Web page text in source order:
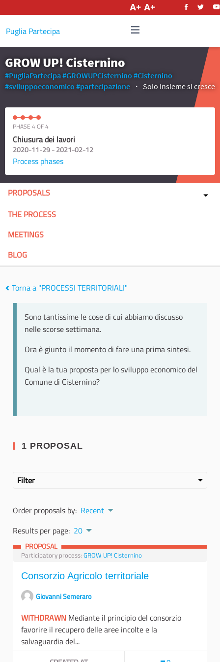
Puglia Partecipa
GROW UP! Cisternino
#PugliaPartecipa#GROWUPCisternino #Cisternino
#sviluppoeconomico #partecipazione Solo insieme si cresce
PHASE 4 OF 4
Chiusura dei lavori
2020-11-29 - 2021-02-12
Process phases
PROPOSALS
THE PROCESS
MEETINGS
BLOG
Torna a "PROCESSI TERRITORIALI"
Sono tantissime le cose di cui abbiamo discusso
nelle scorse settimana.
Ora è giunto il momento di fare una prima sintesi.
Qual è la tua proposta per lo sviluppo economico del
Comune di Cisternino?
1 PROPOSAL
Filter
Order proposals by: Recent
Results per page: 20
PROPOSAL
Participatory process: GROW UP! Cisternino
Consorzio Agricolo territoriale
Giovanni Semeraro
WITHDRAWN Mediante il principio del consorzio
favorire il recupero delle aree incolte e la
salvaguardia del...